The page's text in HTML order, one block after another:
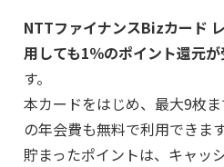
NTTファイナンスBizカード
用しても1％のポイント還元
す。
本カードをはじめ、最大9枚
の年会費も無料で利用できます
貯まったポイントは、キャッ